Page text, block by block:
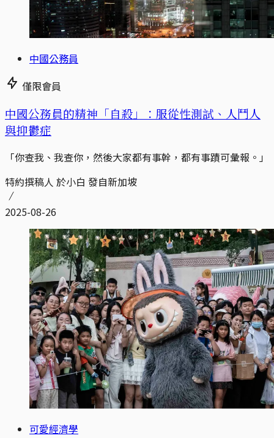
中國公務員
僅限會員
中國公務員的精神「自殺」：服從性測試、人鬥人
與抑鬱症
「你查我、我查你，然後大家都有事幹，都有事蹟可彙報。」
特約撰稿人 於小白 發自新加坡
2025-08-26
可愛經濟學